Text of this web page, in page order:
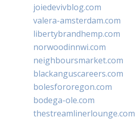
joiedevivblog.com
valera-amsterdam.com
libertybrandhemp.com
norwoodinnwi.com
neighboursmarket.com
blackanguscareers.com
bolesfororegon.com
bodega-ole.com
thestreamlinerlounge.com